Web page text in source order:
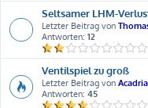
Seltsamer LHM-
Letzter Beitrag von
Antworten: 12
Ventilspiel zu groß
Letzter Beitrag von
Antworten: 45